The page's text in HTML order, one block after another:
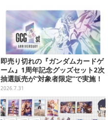
即売り切れの『ガンダムカードゲ
ーム』1周年記念グッズセット2次
抽選販売が“対象者限定”で実施！
プレバン全会員向け3次抽選も
2026.7.31